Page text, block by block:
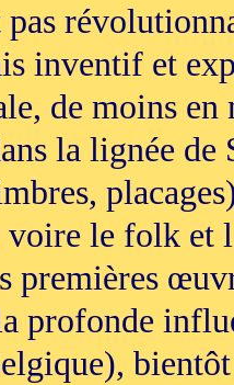
pas
inventif et
de moins
la lignée
le folk et
premières
profonde